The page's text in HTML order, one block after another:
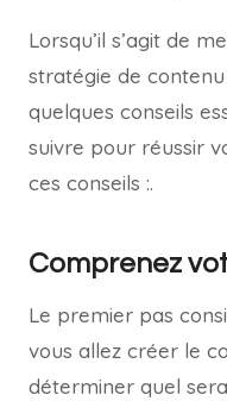
Lorsqu’il s’agit de
stratégie de
quelques conseils
suivre pour réussir
ces conseils :.
Comprenez
Le premier pas
vous allez créer le
déterminer quel